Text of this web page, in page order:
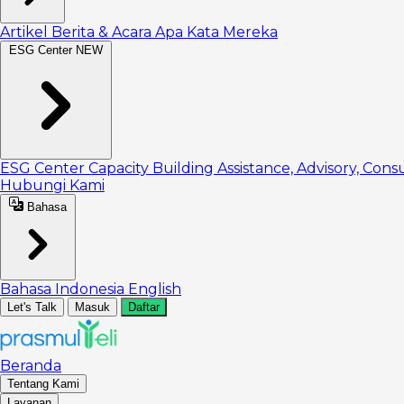
Artikel Berita & Acara Apa Kata Mereka
ESG Center NEW
ESG Center Capacity Building Assistance, Advisory,
Hubungi Kami
Bahasa
Bahasa Indonesia English
Let's Talk Masuk Daftar
Beranda
Tentang Kami